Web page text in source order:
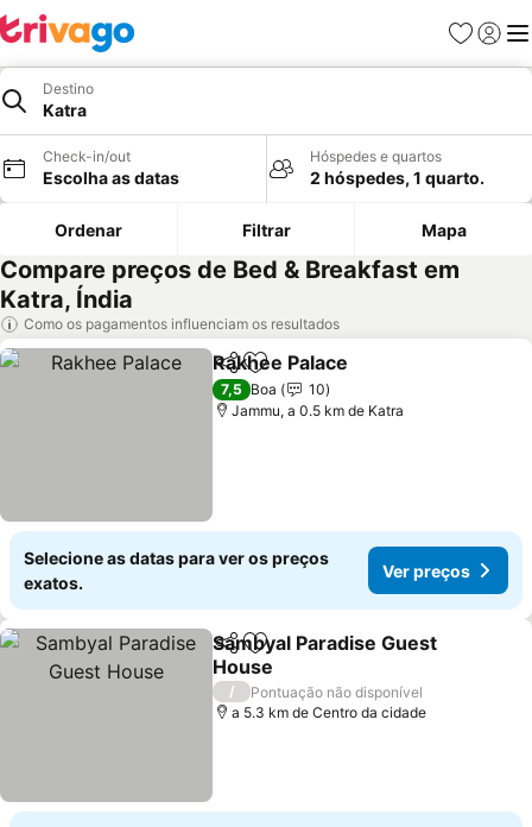
Favoritos
Iniciar
Destino
Katra
Check-in/out
Escolha as datas
Hóspedes e quartos
2 hóspedes, 1 quarto.
Ordenar Filtrar Mapa
Compare preços de Bed & Breakfast em
Katra, Índia
Como os pagamentos influenciam os resultados
PartilharAdicionar aos favoritos
Rakhee Palace
7,5 Boa
10
Jammu, a 0.5 km de Katra
Selecione as datas para ver os preços
exatos.
Ver preços
PartilharAdicionar aos favoritos
Sambyal Paradise Guest
House
Ver preços
/
Pontuação não disponível
a 5.3 km de Centro da cidade